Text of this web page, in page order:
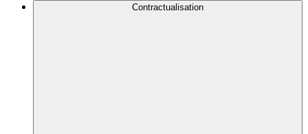
Contractualisation